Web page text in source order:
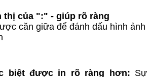
thị của ":" - giúp rõ ràng
căn giữa để đánh dấu hình ảnh
biệt được in rõ ràng hơn: Sự